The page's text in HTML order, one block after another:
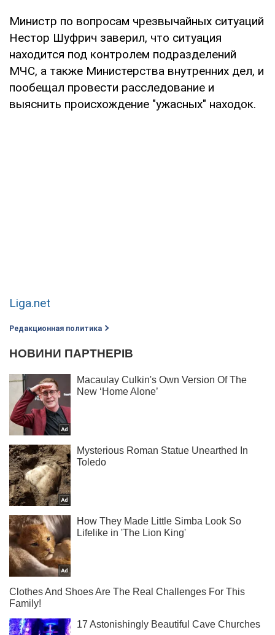
Министр по вопросам чрезвычайных ситуаций
Нестор Шуфрич заверил, что ситуация
находится под контролем подразделений
МЧС, а также Министерства внутренних дел, и
пообещал провести расследование и
выяснить происхождение "ужасных" находок.
Liga.net
Редакционная политика